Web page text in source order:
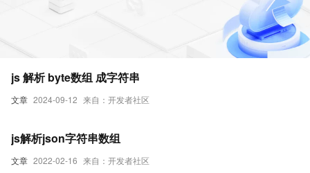
文章 2024-09-12 来自：开发者社区
js 解析 byte数组 成字符串
文章 2022-02-16 来自：开发者社区
js解析json字符串数组